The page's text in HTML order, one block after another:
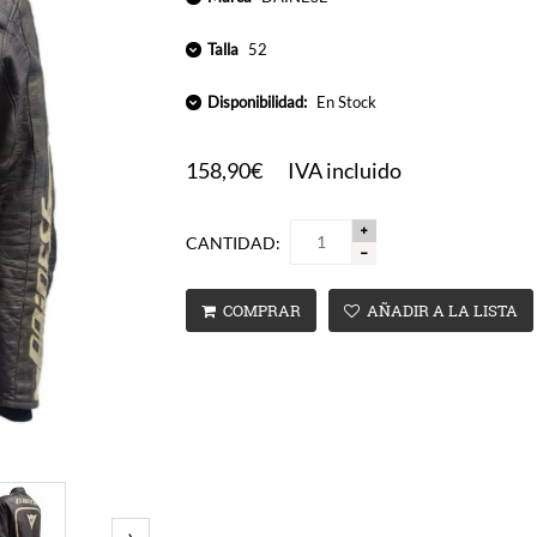
Talla 52
Disponibilidad: En Stock
158,90€ IVA incluido
CANTIDAD:
COMPRAR AÑADIR A LA LISTA